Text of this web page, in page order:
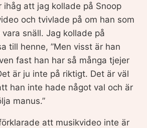
ihåg att jag kollade på Snoop
och tvivlade på om han som
snäll. Jag kollade på
till henne, ”Men visst är han
fast han har så många tjejer
är ju inte på riktigt. Det är väl
han inte hade något val och är
manus.”
att musikvideo inte är